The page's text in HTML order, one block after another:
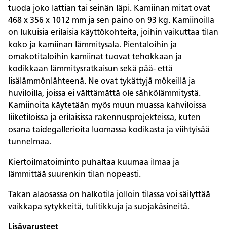
tuoda joko lattian tai seinän läpi. Kamiinan mitat ovat
468 x 356 x 1012 mm ja sen paino on 93 kg. Kamiinoilla
on lukuisia erilaisia käyttökohteita, joihin vaikuttaa tilan
koko ja kamiinan lämmitysala. Pientaloihin ja
omakotitaloihin kamiinat tuovat tehokkaan ja
kodikkaan lämmitysratkaisun sekä pää- että
lisälämmönlähteenä. Ne ovat tykättyjä mökeillä ja
huviloilla, joissa ei välttämättä ole sähkölämmitystä.
Kamiinoita käytetään myös muun muassa kahviloissa
liiketiloissa ja erilaisissa rakennusprojekteissa, kuten
osana taidegallerioita luomassa kodikasta ja viihtyisää
tunnelmaa.
Kiertoilmatoiminto puhaltaa kuumaa ilmaa ja
lämmittää suurenkin tilan nopeasti.
Takan alaosassa on halkotila jolloin tilassa voi säilyttää
vaikkapa sytykkeitä, tulitikkuja ja suojakäsineitä.
Lisävarusteet